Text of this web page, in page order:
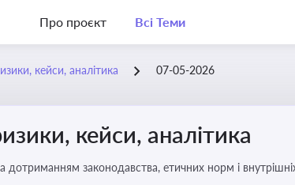
Про проєкт Всі Теми
кейси, аналітика 07-05-2026
кейси, аналітика
дотриманням законодавства, етичних норм і